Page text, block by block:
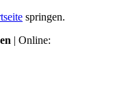
springen.
| Online: